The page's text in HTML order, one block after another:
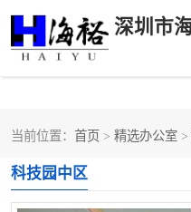
当前位置： 首页 > 精选办公室 >
科技园中区
科技园中区